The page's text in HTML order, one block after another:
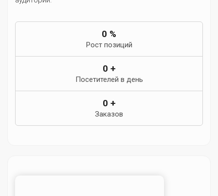
0 %
Рост позиций
0 +
Посетителей в день
0 +
Заказов